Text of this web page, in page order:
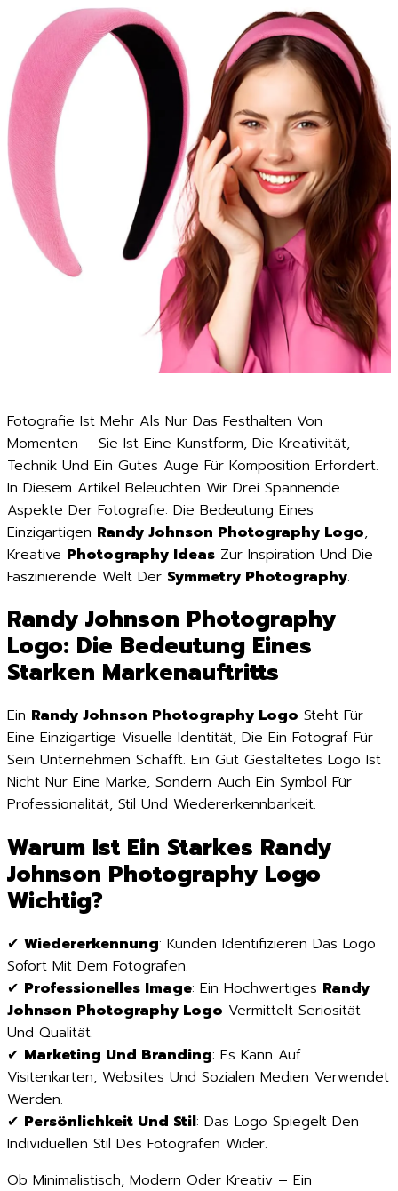
Fotografie Ist Mehr Als Nur Das Festhalten Von
Momenten – Sie Ist Eine Kunstform, Die Kreativität,
Technik Und Ein Gutes Auge Für Komposition Erfordert.
In Diesem Artikel Beleuchten Wir Drei Spannende
Aspekte Der Fotografie: Die Bedeutung Eines
Einzigartigen Randy Johnson Photography Logo,
Kreative Photography Ideas Zur Inspiration Und Die
Faszinierende Welt Der Symmetry Photography.
Randy Johnson Photography
Logo: Die Bedeutung Eines
Starken Markenauftritts
Ein Randy Johnson Photography Logo Steht Für
Eine Einzigartige Visuelle Identität, Die Ein Fotograf Für
Sein Unternehmen Schafft. Ein Gut Gestaltetes Logo Ist
Nicht Nur Eine Marke, Sondern Auch Ein Symbol Für
Professionalität, Stil Und Wiedererkennbarkeit.
Warum Ist Ein Starkes Randy
Johnson Photography Logo
Wichtig?
✔ Wiedererkennung: Kunden Identifizieren Das Logo
Sofort Mit Dem Fotografen.
✔ Professionelles Image: Ein Hochwertiges Randy
Johnson Photography Logo Vermittelt Seriosität
Und Qualität.
✔ Marketing Und Branding: Es Kann Auf
Visitenkarten, Websites Und Sozialen Medien Verwendet
Werden.
✔ Persönlichkeit Und Stil: Das Logo Spiegelt Den
Individuellen Stil Des Fotografen Wider.
Ob Minimalistisch, Modern Oder Kreativ – Ein